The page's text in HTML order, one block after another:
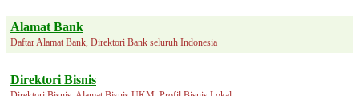
Alamat Bank
Daftar Alamat Bank, Direktori Bank seluruh Indonesia
Direktori Bisnis